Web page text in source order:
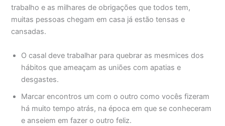
trabalho e as milhares de obrigações que todos tem,
muitas pessoas chegam em casa já estão tensas e
cansadas.
O casal deve trabalhar para quebrar as mesmices dos
hábitos que ameaçam as uniões com apatias e
desgastes.
Marcar encontros um com o outro como vocês fizeram
há muito tempo atrás, na época em que se conheceram
e anseiem em fazer o outro feliz.